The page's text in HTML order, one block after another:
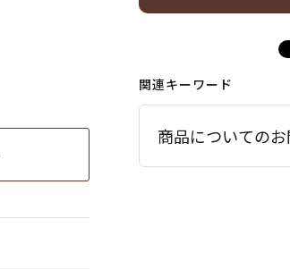
関連キーワード
商品についての